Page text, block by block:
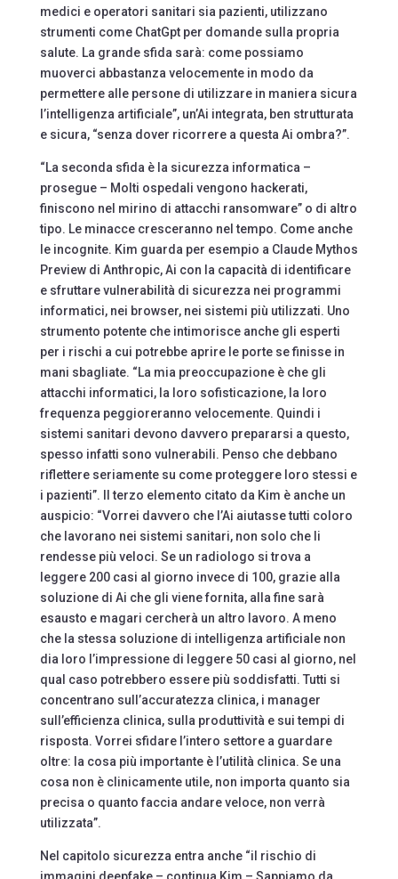
medici e operatori sanitari sia pazienti, utilizzano
strumenti come ChatGpt per domande sulla propria
salute. La grande sfida sarà: come possiamo
muoverci abbastanza velocemente in modo da
permettere alle persone di utilizzare in maniera sicura
l’intelligenza artificiale”, un’Ai integrata, ben strutturata
e sicura, “senza dover ricorrere a questa Ai ombra?”.
“La seconda sfida è la sicurezza informatica –
prosegue – Molti ospedali vengono hackerati,
finiscono nel mirino di attacchi ransomware” o di altro
tipo. Le minacce cresceranno nel tempo. Come anche
le incognite. Kim guarda per esempio a Claude Mythos
Preview di Anthropic, Ai con la capacità di identificare
e sfruttare vulnerabilità di sicurezza nei programmi
informatici, nei browser, nei sistemi più utilizzati. Uno
strumento potente che intimorisce anche gli esperti
per i rischi a cui potrebbe aprire le porte se finisse in
mani sbagliate. “La mia preoccupazione è che gli
attacchi informatici, la loro sofisticazione, la loro
frequenza peggioreranno velocemente. Quindi i
sistemi sanitari devono davvero prepararsi a questo,
spesso infatti sono vulnerabili. Penso che debbano
riflettere seriamente su come proteggere loro stessi e
i pazienti”. Il terzo elemento citato da Kim è anche un
auspicio: “Vorrei davvero che l’Ai aiutasse tutti coloro
che lavorano nei sistemi sanitari, non solo che li
rendesse più veloci. Se un radiologo si trova a
leggere 200 casi al giorno invece di 100, grazie alla
soluzione di Ai che gli viene fornita, alla fine sarà
esausto e magari cercherà un altro lavoro. A meno
che la stessa soluzione di intelligenza artificiale non
dia loro l’impressione di leggere 50 casi al giorno, nel
qual caso potrebbero essere più soddisfatti. Tutti si
concentrano sull’accuratezza clinica, i manager
sull’efficienza clinica, sulla produttività e sui tempi di
risposta. Vorrei sfidare l’intero settore a guardare
oltre: la cosa più importante è l’utilità clinica. Se una
cosa non è clinicamente utile, non importa quanto sia
precisa o quanto faccia andare veloce, non verrà
utilizzata”.
Nel capitolo sicurezza entra anche “il rischio di